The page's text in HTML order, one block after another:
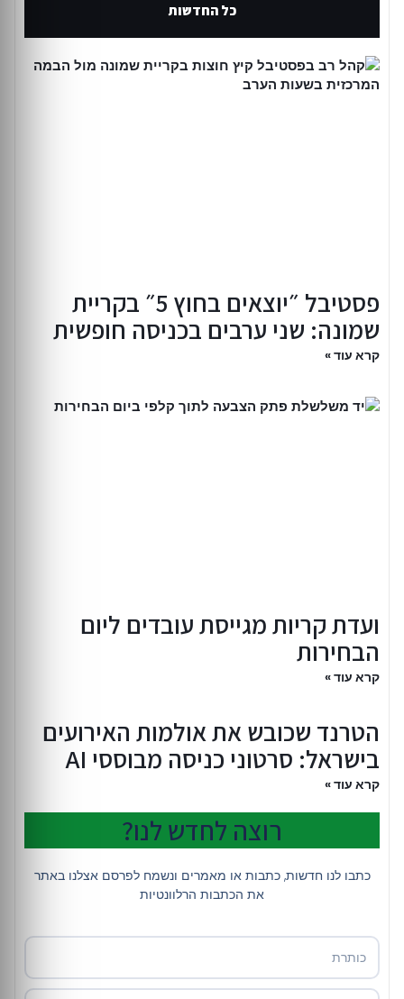
כל החדשות
פסטיבל ״יוצאים בחוץ 5״ בקריית
שמונה: שני ערבים בכניסה חופשית
קרא עוד »
ועדת קריות מגייסת עובדים ליום
הבחירות
קרא עוד »
הטרנד שכובש את אולמות האירועים
בישראל: סרטוני כניסה מבוססי AI
קרא עוד »
רוצה לחדש לנו?
כתבו לנו חדשות, כתבות או מאמרים ונשמח לפרסם אצלנו באתר
את הכתבות הרלוונטיות